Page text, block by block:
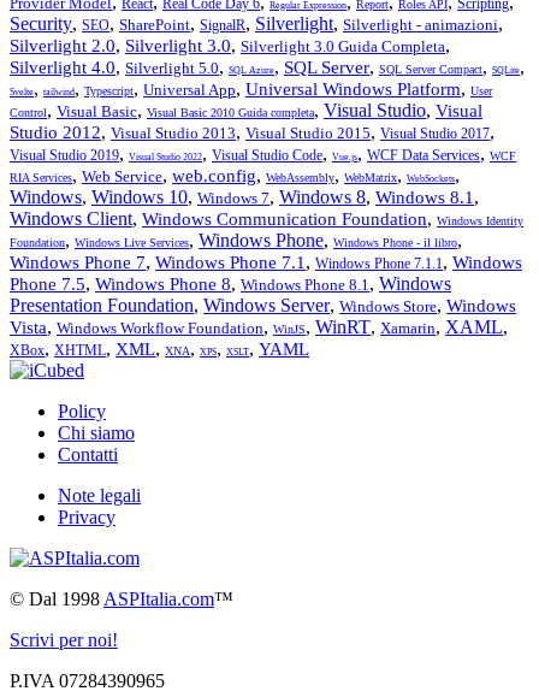
React Real Code Day 6 Regular Expression Report Roles API Scripting
Security, SEO, SharePoint, SignalR, Silverlight, Silverlight - animazioni,
Silverlight 2.0, Silverlight 3.0, Silverlight 3.0 Guida Completa,
Silverlight 4.0, Silverlight 5.0, SQL Azure, SQL Server, SQL Server Compact, SQLite,
Svelte, tailwind, Typescript, Universal App, Universal Windows Platform, User
Control, Visual Basic, Visual Basic 2010 Guida completa, Visual Studio, Visual
Studio 2012, Visual Studio 2013, Visual Studio 2015, Visual Studio 2017,
Visual Studio 2019, Visual Studio 2022, Visual Studio Code, Vue.js, WCF Data Services, WCF
RIA Services, Web Service, web.config, WebAssembly, WebMatrix, WebSockets,
Windows, Windows 10, Windows 7, Windows 8, Windows 8.1 ,
Windows Client, Windows Communication Foundation, Windows Identity
Foundation, Windows Live Services, Windows Phone, Windows Phone - il libro,
Windows Phone 7, Windows Phone 7.1 , Windows Phone 7.1.1, Windows
Phone 7.5, Windows Phone 8, Windows Phone 8.1, Windows
Presentation Foundation, Windows Server, Windows Store, Windows
Vista, Windows Workflow Foundation, WinJS, WinRT, Xamarin, XAML,
XBox, XHTML, XML, XNA, XPS, XSLT, YAML
Policy
Chi siamo
Contatti
Note legali
Privacy
© Dal 1998 ASPItalia.com™
Scrivi per noi!
P.IVA 07284390965